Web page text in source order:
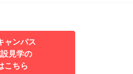
ャンパス
見学の
こちら